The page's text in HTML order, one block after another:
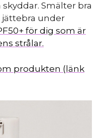
Smälter bra
jättebra under
för dig som är
strålar.
produkten (länk